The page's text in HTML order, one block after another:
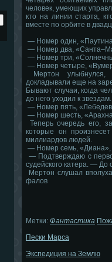
человек, умеющих
кто на линии старта,
вместе по орбите в
— Номер один,
— Номер два,
— Номер три,
— Номер четыре,
Мертон улыбнулся,
докладывали еще на
Бывают случаи, когда
до него уходил к звездам.
— Номер пять,
— Номер шесть,
Теперь очередь его,
которые он
миллиардов людей.
— Номер семь, «Диана»,
— Подтверждаю с
судейского катера. — До
Мертон слушал
фалов
Метки: Фантастика
Пески Марса
Экспедиция на Землю